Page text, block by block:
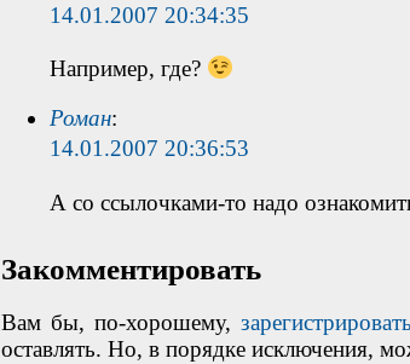
14.01.2007 20:34:35
Например, где?
Роман:
14.01.2007 20:36:53
А со ссылочками-то надо
Закомментировать
Вам бы, по-хорошему,
оставлять. Но, в порядке исключения,